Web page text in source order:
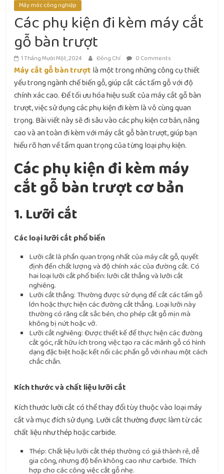
Máy móc công nghiệp
Các phụ kiện đi kèm máy cắt
gỗ bàn trượt
1 Tháng Mười Một, 2024 Đông Chí 0 Comments
Máy cắt gỗ bàn trượt là một trong những công cụ thiết
yếu trong ngành chế biến gỗ, giúp cắt các tấm gỗ với độ
chính xác cao. Để tối ưu hóa hiệu suất của máy cắt gỗ bàn
trượt, việc sử dụng các phụ kiện đi kèm là vô cùng quan
trọng. Bài viết này sẽ đi sâu vào các phụ kiện cơ bản, nâng
cao và an toàn đi kèm với máy cắt gỗ bàn trượt, giúp bạn
hiểu rõ hơn về tầm quan trọng của từng loại phụ kiện.
Các phụ kiện đi kèm máy
cắt gỗ bàn trượt cơ bản
1. Lưỡi cắt
Các loại lưỡi cắt phổ biến
Lưỡi cắt là phần quan trọng nhất của máy cắt gỗ, quyết
định đến chất lượng và độ chính xác của đường cắt. Có
hai loại lưỡi cắt phổ biến: lưỡi cắt thẳng và lưỡi cắt
nghiêng.
Lưỡi cắt thẳng: Thường được sử dụng để cắt các tấm gỗ
lớn hoặc thực hiện các đường cắt thẳng. Loại lưỡi này
thường có răng cắt sắc bén, cho phép cắt gỗ mịn mà
không bị nứt hoặc vỡ.
Lưỡi cắt nghiêng: Được thiết kế để thực hiện các đường
cắt góc, rất hữu ích trong việc tạo ra các mảnh gỗ có hình
dạng đặc biệt hoặc kết nối các phần gỗ với nhau một cách
chắc chắn.
Kích thước và chất liệu lưỡi cắt
Kích thước lưỡi cắt có thể thay đổi tùy thuộc vào loại máy
cắt và mục đích sử dụng. Lưỡi cắt thường được làm từ các
chất liệu như thép hoặc carbide.
Thép: Chất liệu lưỡi cắt thép thường có giá thành rẻ, dễ
gia công, nhưng độ bền không cao như carbide. Thích
hợp cho các công việc cắt gỗ nhẹ.